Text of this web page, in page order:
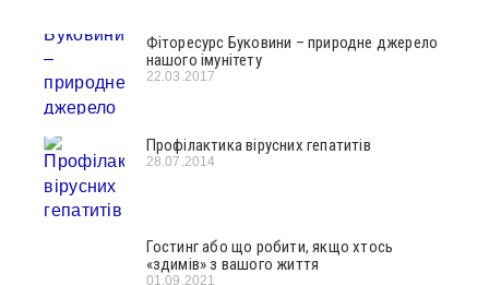
Фіторесурс Буковини – природне джерело
нашого імунітету
22.03.2017
Профілактика вірусних гепатитів
28.07.2014
Гостинг або що робити, якщо хтось
«здимів» з вашого життя
01.09.2021